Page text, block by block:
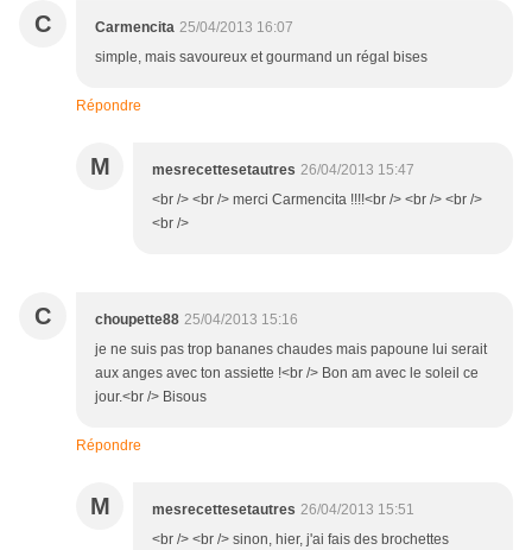
C Carmencita 25/04/2013 16:07
simple, mais savoureux et gourmand un régal bises
Répondre
M mesrecettesetautres 26/04/2013 15:47
<br /> <br /> merci Carmencita !!!!<br /> <br /> <br />
<br />
C choupette88 25/04/2013 15:16
je ne suis pas trop bananes chaudes mais papoune lui serait
aux anges avec ton assiette !<br /> Bon am avec le soleil ce
jour.<br /> Bisous
Répondre
M mesrecettesetautres 26/04/2013 15:51
<br /> <br /> sinon, hier, j'ai fais des brochettes